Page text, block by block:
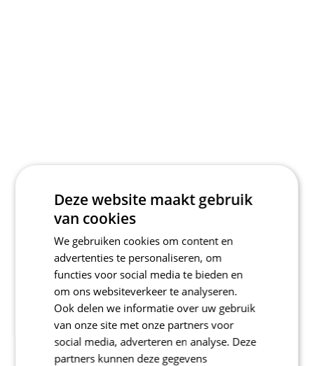
Deze website maakt gebruik
van cookies
We gebruiken cookies om content en
advertenties te personaliseren, om
functies voor social media te bieden en
om ons websiteverkeer te analyseren.
Ook delen we informatie over uw gebruik
van onze site met onze partners voor
social media, adverteren en analyse. Deze
partners kunnen deze gegevens